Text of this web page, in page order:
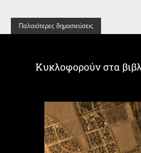
Παλαιότερες δημοσιεύσεις
Κυκλοφορούν στα